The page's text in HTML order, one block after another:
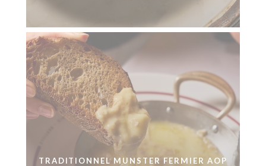
TRADITIONNEL MUNSTER FERMIER AOP